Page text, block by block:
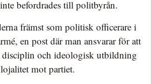
befordrades till politbyrån.
främst som politisk officerare i
en post där man ansvarar för att
och ideologisk utbildning
mot partiet.